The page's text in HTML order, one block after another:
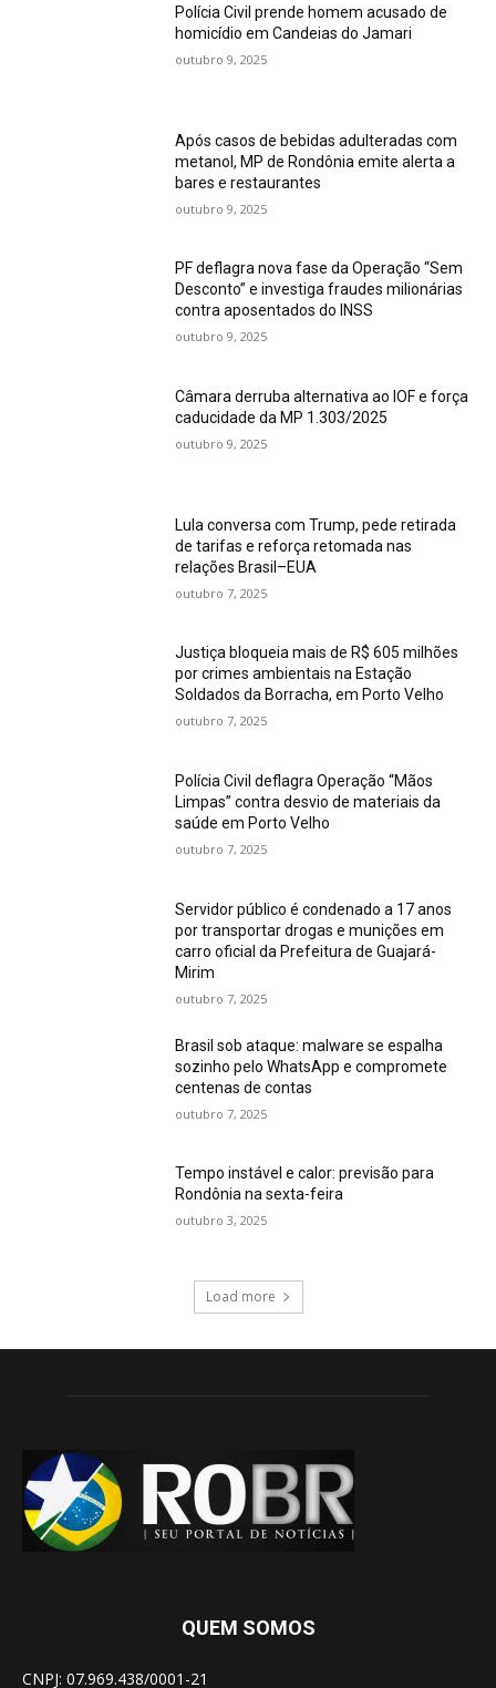
Polícia Civil prende homem acusado de
homicídio em Candeias do Jamari
outubro 9, 2025
Após casos de bebidas adulteradas com
metanol, MP de Rondônia emite alerta a
bares e restaurantes
outubro 9, 2025
PF deflagra nova fase da Operação “Sem
Desconto” e investiga fraudes milionárias
contra aposentados do INSS
outubro 9, 2025
Câmara derruba alternativa ao IOF e força
caducidade da MP 1.303/2025
outubro 9, 2025
Lula conversa com Trump, pede retirada
de tarifas e reforça retomada nas
relações Brasil–EUA
outubro 7, 2025
Justiça bloqueia mais de R$ 605 milhões
por crimes ambientais na Estação
Soldados da Borracha, em Porto Velho
outubro 7, 2025
Polícia Civil deflagra Operação “Mãos
Limpas” contra desvio de materiais da
saúde em Porto Velho
outubro 7, 2025
Servidor público é condenado a 17 anos
por transportar drogas e munições em
carro oficial da Prefeitura de Guajará-
Mirim
outubro 7, 2025
Brasil sob ataque: malware se espalha
sozinho pelo WhatsApp e compromete
centenas de contas
outubro 7, 2025
Tempo instável e calor: previsão para
Rondônia na sexta-feira
outubro 3, 2025
Load more
QUEM SOMOS
CNPJ: 07.969.438/0001-21